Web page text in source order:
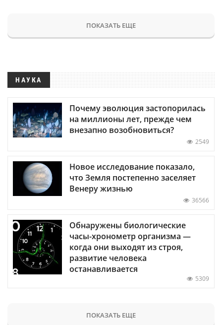
ПОКАЗАТЬ ЕЩЕ
НАУКА
Почему эволюция застопорилась
на миллионы лет, прежде чем
внезапно возобновиться?
2549
Новое исследование показало,
что Земля постепенно заселяет
Венеру жизнью
36566
Обнаружены биологические
часы-хронометр организма —
когда они выходят из строя,
развитие человека
останавливается
5309
ПОКАЗАТЬ ЕЩЕ